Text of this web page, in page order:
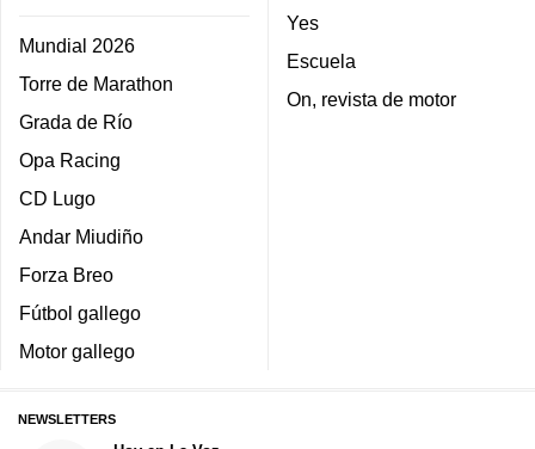
Mundial 2026
Torre de Marathon
Grada de Río
Opa Racing
CD Lugo
Andar Miudiño
Forza Breo
Fútbol gallego
Motor gallego
Yes
Escuela
On, revista de motor
NEWSLETTERS